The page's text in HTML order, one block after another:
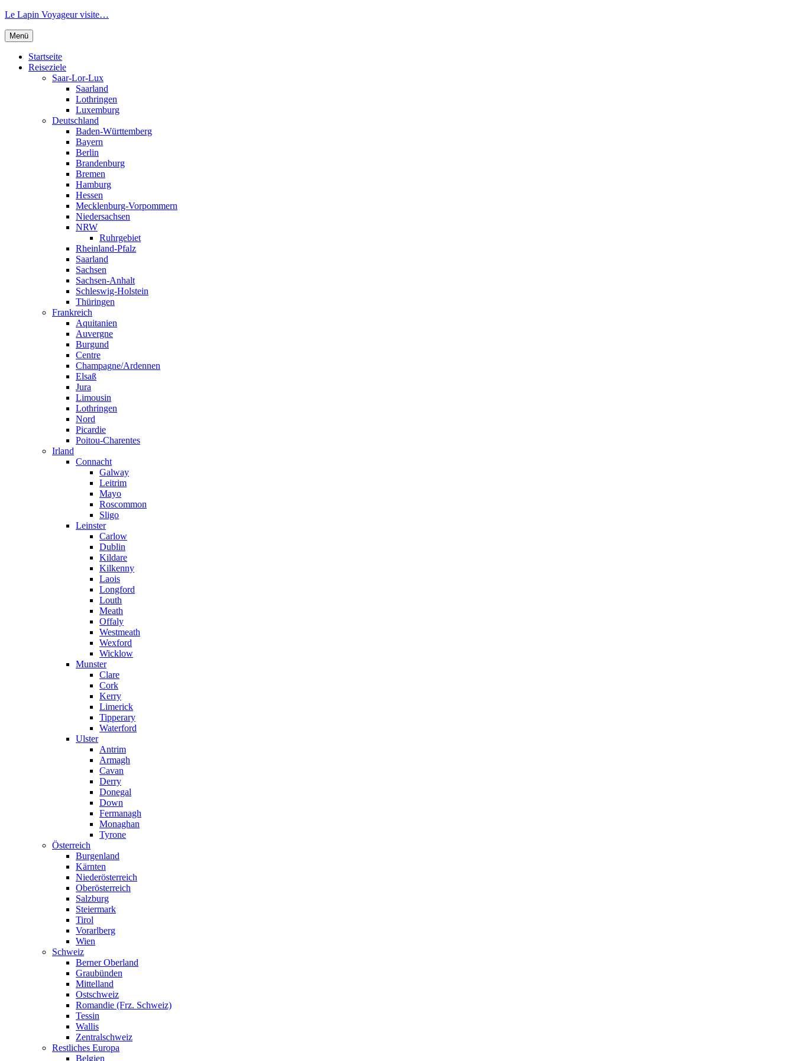
Zum
springen
Le Lapin Voyageur visite…
Menü
Startseite
Reiseziele
Saar-Lor-Lux
Saarland
Lothringen
Luxemburg
Deutschland
Baden-Württemberg
Bayern
Berlin
Brandenburg
Bremen
Hamburg
Hessen
Mecklenburg-Vorpommern
Niedersachsen
NRW
Ruhrgebiet
Rheinland-Pfalz
Saarland
Sachsen
Sachsen-Anhalt
Schleswig-Holstein
Thüringen
Frankreich
Aquitanien
Auvergne
Burgund
Centre
Champagne/Ardennen
Elsaß
Jura
Limousin
Lothringen
Nord
Picardie
Poitou-Charentes
Irland
Connacht
Galway
Leitrim
Mayo
Roscommon
Sligo
Leinster
Carlow
Dublin
Kildare
Kilkenny
Laois
Longford
Louth
Meath
Offaly
Westmeath
Wexford
Wicklow
Munster
Clare
Cork
Kerry
Limerick
Tipperary
Waterford
Ulster
Antrim
Armagh
Cavan
Derry
Donegal
Down
Fermanagh
Monaghan
Tyrone
Österreich
Burgenland
Kärnten
Niederösterreich
Oberösterreich
Salzburg
Steiermark
Tirol
Vorarlberg
Wien
Schweiz
Berner Oberland
Graubünden
Mittelland
Ostschweiz
Romandie (Frz. Schweiz)
Tessin
Wallis
Zentralschweiz
Restliches Europa
Belgien